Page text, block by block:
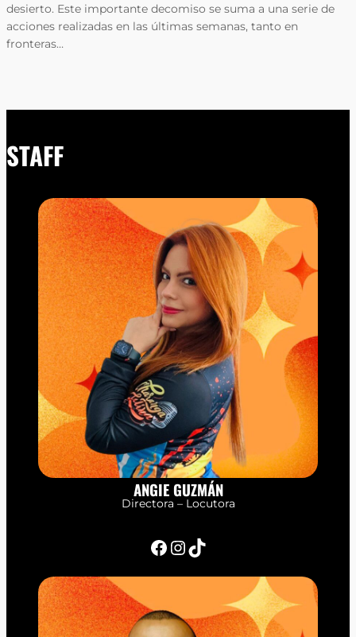
desierto. Este importante decomiso se suma a una serie de
acciones realizadas en las últimas semanas, tanto en
fronteras…
STAFF
ANGIE GUZMÁN
Directora – Locutora
Facebook InstagramTikTok